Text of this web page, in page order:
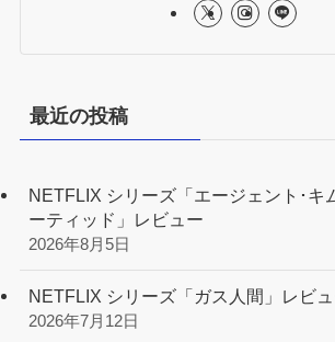
最近の投稿
NETFLIX シリーズ「エージェント･キ
ーティッド」レビュー
2026年8月5日
NETFLIX シリーズ「ガス人間」レビ
2026年7月12日